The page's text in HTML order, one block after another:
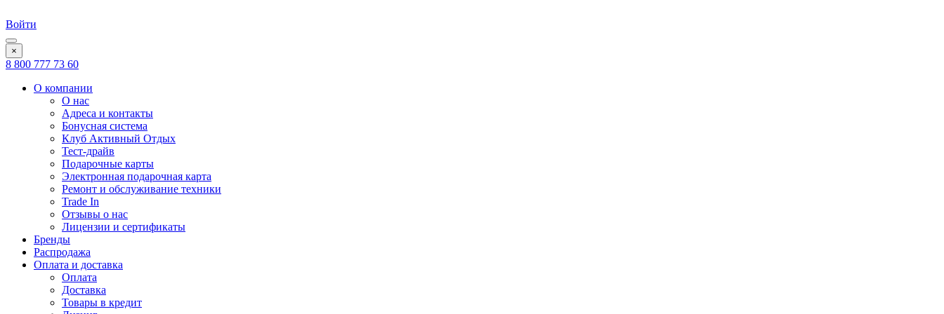
Войти
×
8 800 777 73 60
О компании
О нас
Адреса и контакты
Бонусная система
Клуб Активный Отдых
Тест-драйв
Подарочные карты
Электронная подарочная карта
Ремонт и обслуживание техники
Trade In
Отзывы о нас
Лицензии и сертификаты
Бренды
Распродажа
Оплата и доставка
Оплата
Доставка
Товары в кредит